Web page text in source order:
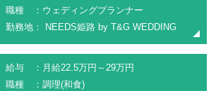
職種 ：ウェディングプランナー
勤務地： NEEDS姫路 by T&G WEDDING
給与 ：月給22.5万円～29万円
職種 ：調理(和食)